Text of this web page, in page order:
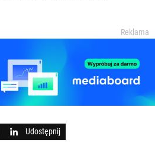
Reklama
Udostępnij